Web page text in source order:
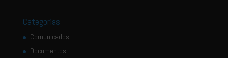
Categorías
Comunicados
Documentos